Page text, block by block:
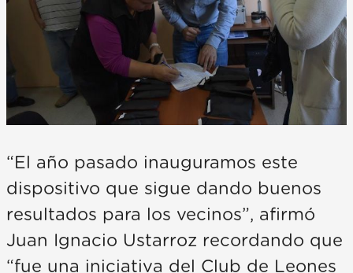
“El año pasado inauguramos este
dispositivo que sigue dando buenos
resultados para los vecinos”, afirmó
Juan Ignacio Ustarroz recordando que
“fue una iniciativa del Club de Leones